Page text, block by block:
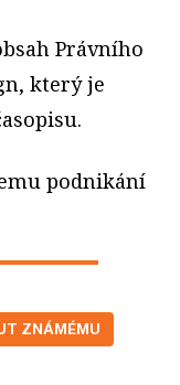
Právního
který je
podnikání
ZNÁMÉMU